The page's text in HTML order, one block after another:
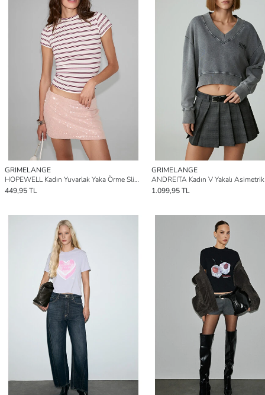
GRIMELANGE
HOPEWELL Kadın Yuvarlak Yaka Örme Slim Fit EKRU-BORDO T-Shirt
449,95 TL
GRIMELANGE
1.099,95 TL